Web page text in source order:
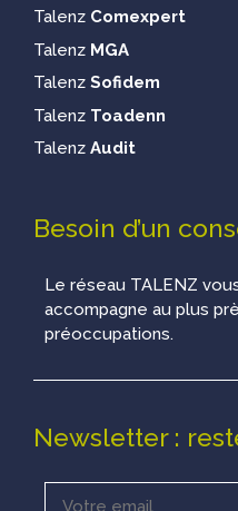
Talenz Comexpert
Talenz MGA
Talenz Sofidem
Talenz Toadenn
Talenz Audit
Besoin d’un
Le réseau TALENZ
accompagne au plus
préoccupations.
Newsletter :